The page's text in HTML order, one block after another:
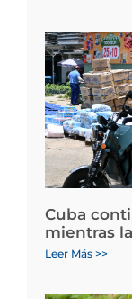
Cuba
mientras
Leer Más >>